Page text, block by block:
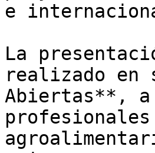
e
La
realizado en
Abiertas**, a